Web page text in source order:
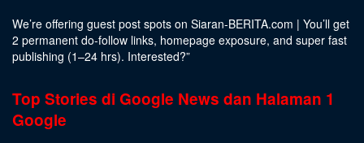
We’re offering guest post spots on Siaran-BERITA.com | You’ll get
2 permanent do-follow links, homepage exposure, and super fast
publishing (1–24 hrs). Interested?”
Top Stories di Google News dan Halaman 1
Google